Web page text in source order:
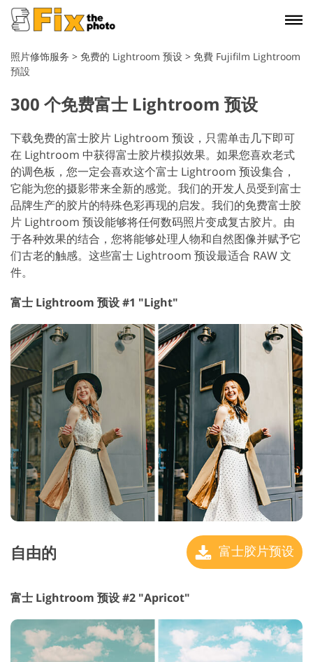
照片修饰服务 > 免费的 Lightroom 预设 > 免費 Fujifilm Lightroom
預設
300 个免费富士 Lightroom 预设
下载免费的富士胶片 Lightroom 预设，只需单击几下即可
在 Lightroom 中获得富士胶片模拟效果。如果您喜欢老式
的调色板，您一定会喜欢这个富士 Lightroom 预设集合，
它能为您的摄影带来全新的感觉。我们的开发人员受到富士
品牌生产的胶片的特殊色彩再现的启发。我们的免费富士胶
片 Lightroom 预设能够将任何数码照片变成复古胶片。由
于各种效果的结合，您将能够处理人物和自然图像并赋予它
们古老的触感。这些富士 Lightroom 预设最适合 RAW 文
件。
富士 Lightroom 预设 #1 "Light"
自由的 富士胶片预设
富士 Lightroom 预设 #2 "Apricot"